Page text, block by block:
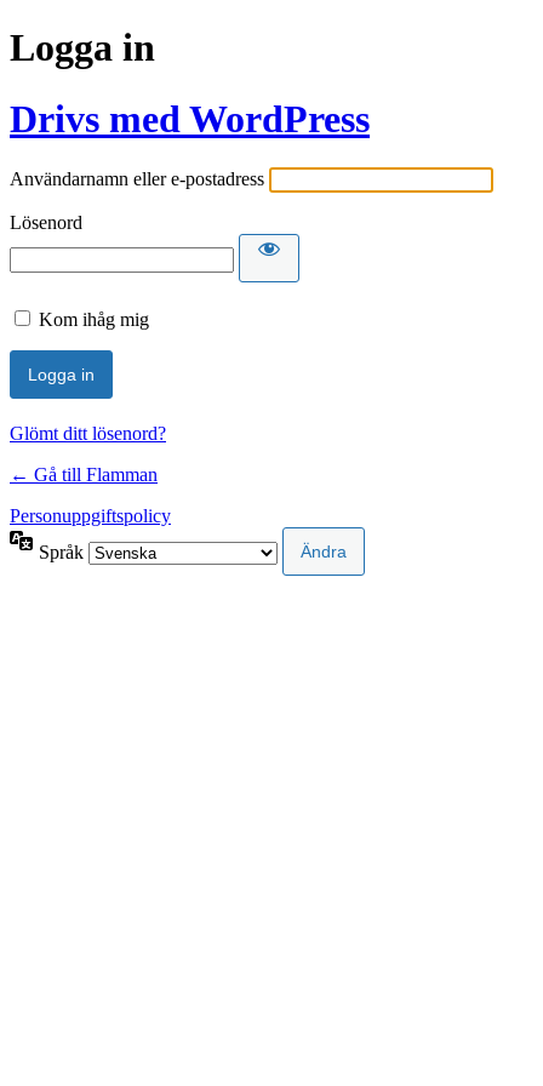
Logga in
Drivs med WordPress
Användarnamn eller e-postadress
Lösenord
Kom ihåg mig
Glömt ditt lösenord?
← Gå till Flamman
Personuppgiftspolicy
Språk